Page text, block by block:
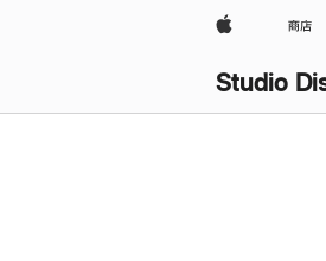
Apple 商店
Studio